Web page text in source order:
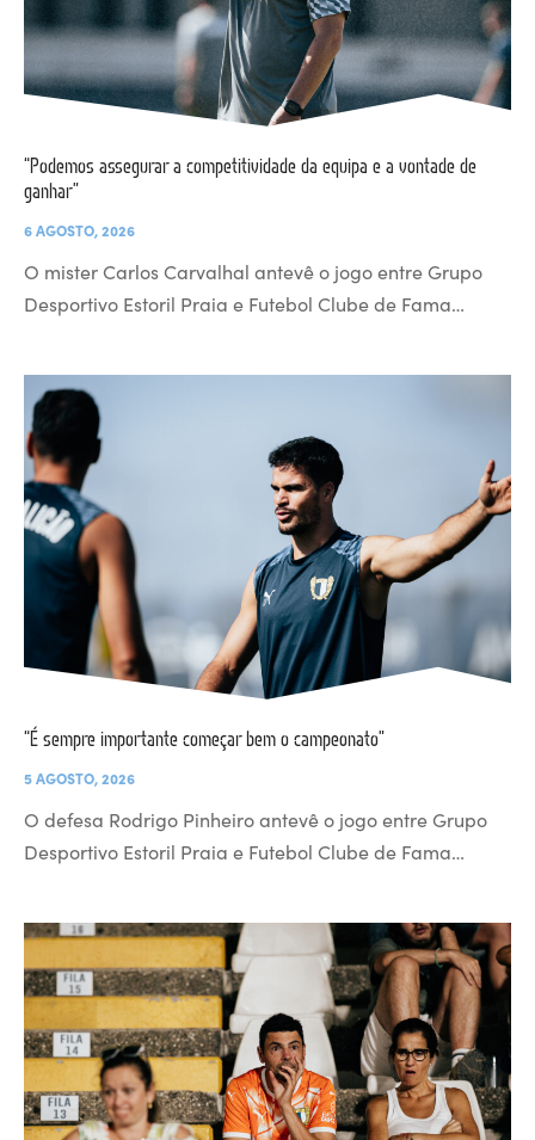
“Podemos assegurar a competitividade da equipa e a vontade de
ganhar”
6 AGOSTO, 2026
O mister Carlos Carvalhal antevê o jogo entre Grupo
Desportivo Estoril Praia e Futebol Clube de Fama…
“É sempre importante começar bem o campeonato”
5 AGOSTO, 2026
O defesa Rodrigo Pinheiro antevê o jogo entre Grupo
Desportivo Estoril Praia e Futebol Clube de Fama…